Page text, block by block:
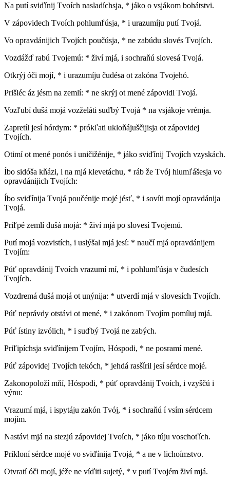
Na putí sviďínij Tvoích nasladíchsja, * jáko o vsjákom bohátstvi.
V zápovidech Tvoích pohlumľúsja, * i urazumíju putí Tvojá.
Vo opravdánijich Tvojích poučúsja, * ne zabúdu slovés Tvojích.
Vozdážď rabú Tvojemú: * živí mjá, i sochraňú slovesá Tvojá.
Otkrýj óči mojí, * i urazumíju čudésa ot zakóna Tvojehó.
Prišléc áz jésm na zemlí: * ne skrýj ot mené zápovidi Tvojá.
Vozľubí dušá mojá vozželáti suďbý Tvojá * na vsjákoje vrémja.
Zapretíl jesí hórdym: * prókľati ukloňájuščijisja ot zápovidej
Tvojích.
Otimí ot mené ponós i uničižénije, * jáko sviďínij Tvojích vzyskách.
Íbo sidóša kňázi, i na mjá klevetáchu, * ráb že Tvój hlumľášesja vo
opravdánijich Tvojích:
Íbo sviďínija Tvojá poučénije mojé jésť, * i sovíti mojí opravdánija
Tvojá.
Priľpé zemlí dušá mojá: * živí mjá po slovesí Tvojemú.
Putí mojá vozvistích, i uslýšal mjá jesí: * naučí mjá opravdánijem
Tvojím:
Púť opravdánij Tvoích vrazumí mí, * i pohlumľúsja v čudesích
Tvojích.
Vozdremá dušá mojá ot unýnija: * utverdí mjá v slovesích Tvojích.
Púť neprávdy otstávi ot mené, * i zakónom Tvojím pomíluj mjá.
Púť ístiny izvólich, * i suďbý Tvojá ne zabých.
Priľipíchsja sviďínijem Tvojím, Hóspodi, * ne posramí mené.
Púť zápovidej Tvojích tekóch, * jehdá rasšíril jesí sérdce mojé.
Zakonopoloží mňí, Hóspodi, * púť opravdánij Tvoích, i vzyščú i
výnu:
Vrazumí mjá, i ispytáju zakón Tvój, * i sochraňú í vsím sérdcem
mojím.
Nastávi mjá na stezjú zápovidej Tvoích, * jáko túju voschoťích.
Prikloní sérdce mojé vo sviďínija Tvojá, * a ne v lichoímstvo.
Otvratí óči mojí, jéže ne víďiti sujetý, * v putí Tvojém živí mjá.